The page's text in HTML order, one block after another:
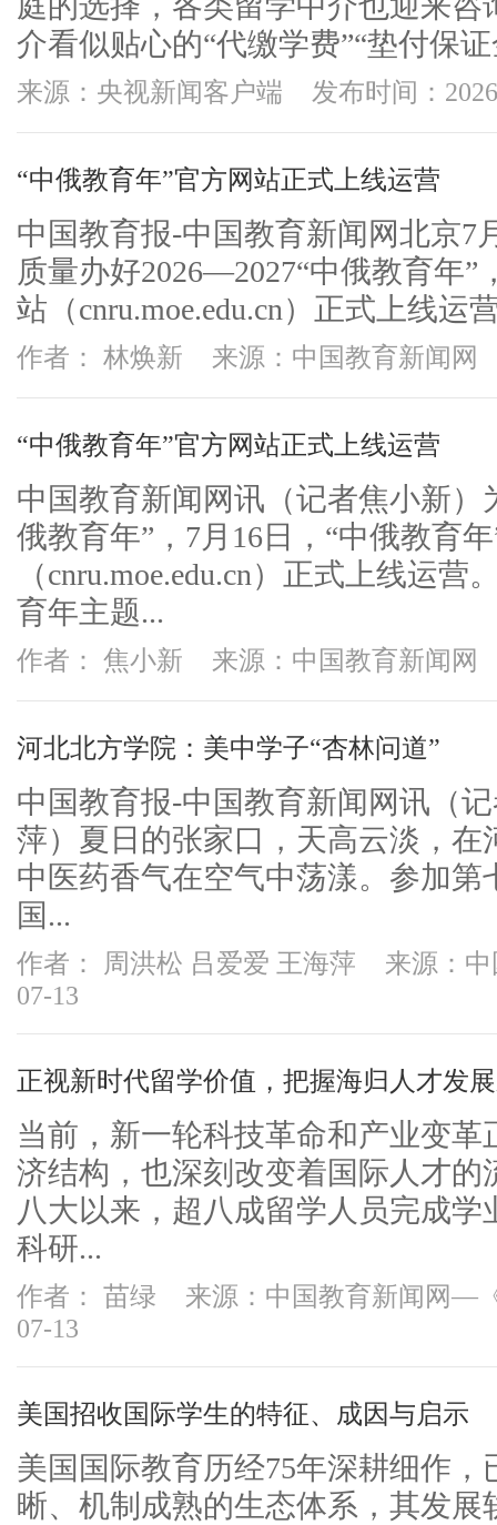
介看似贴心的“代缴学费”“垫付保
来源：央视新闻客户端 发布时间：
“中俄教育年”官方网站正式上线运营
中国教育报-中国教育新闻网北京7
质量办好2026—2027“中俄教育年”
站（cnru.moe.edu.cn）正式上线运
作者： 林焕新 来源：中国教育新闻网
“中俄教育年”官方网站正式上线运营
中国教育新闻网讯（记者焦小新）
俄教育年”，7月16日，“中俄教育
（cnru.moe.edu.cn）正式上线运
育年主题...
作者： 焦小新 来源：中国教育新闻网
河北北方学院：美中学子“杏林问道”
中国教育报-中国教育新闻网讯（
萍）夏日的张家口，天高云淡，
中医药香气在空气中荡漾。参加
国...
作者： 周洪松 吕爱爱 王海萍
来源：
07-13
正视新时代留学价值，把握海归人才发
当前，新一轮科技革命和产业变
济结构，也深刻改变着国际人才
八大以来，超八成留学人员完成
科研...
作者： 苗绿
来源：中国教育新闻网—
07-13
美国招收国际学生的特征、成因与启示
美国国际教育历经75年深耕细作
晰、机制成熟的生态体系，其发